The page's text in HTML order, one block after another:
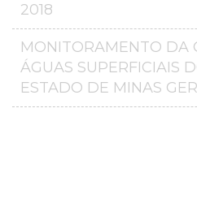
2018
MONITORAMENTO DA
ÁGUAS SUPERFICIAIS
ESTADO DE MINAS